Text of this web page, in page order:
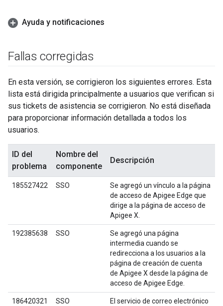
Ayuda y notificaciones
Fallas corregidas
En esta versión, se corrigieron los siguientes errores. Esta
lista está dirigida principalmente a usuarios que verifican si
sus tickets de asistencia se corrigieron. No está diseñada
para proporcionar información detallada a todos los
usuarios.
ID del
problema
Nombre del
componente
Descripción
185527422 SSO
Se agregó un vínculo a la página
de acceso de Apigee Edge que
dirige a la página de acceso de
Apigee X.
192385638 SSO
Se agregó una página
intermedia cuando se
redirecciona a los usuarios a la
página de creación de cuenta
de Apigee X desde la página de
acceso de Apigee Edge.
186420321 SSO
El servicio de correo electrónico